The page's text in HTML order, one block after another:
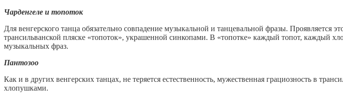
Чарденгеле и топоток
Для венгерского танца обязательно совпадение музыкальной и танцевальной фразы.
трансильванской пляске «топоток», украшенной синкопами. В «топотке» каждый топот, каждый
музыкальных фраз.
Пантозоо
Как и в других венгерских танцах, не теряется естественность, мужественная грациозность в
хлопушками.